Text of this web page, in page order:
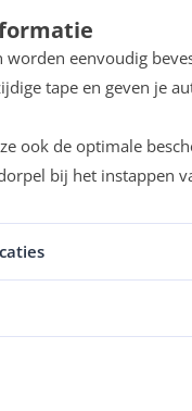
worden eenvoudig
tape en geven je
ook de optimale
bij het instappen